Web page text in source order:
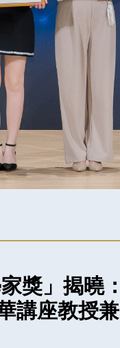
獎」揭曉：
講座教授兼